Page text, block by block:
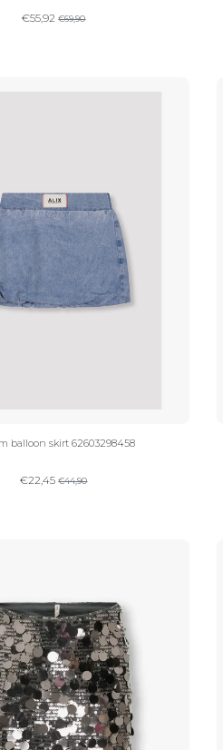
€55,92€69,90
balloon skirt 62603298458
€22,45€44,90